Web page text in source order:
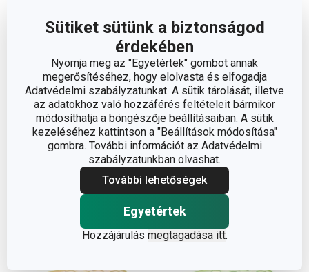
Sütiket sütünk a biztonságod
érdekében
Nyomja meg az "Egyetértek" gombot annak
megerősítéséhez, hogy elolvasta és elfogadja
Adatvédelmi szabályzatunkat. A sütik tárolását, illetve
az adatokhoz való hozzáférés feltételeit bármikor
módosíthatja a böngészője beállításaiban. A sütik
kezeléséhez kattintson a "Beállítások módosítása"
gombra. További információt az Adatvédelmi
szabályzatunkban olvashat.
További lehetőségek
Egyetértek
Hozzájárulás megtagadása itt.
PRESTO hűtőkockák,
24 db
2 790 Ft
Elérhető a webáruházban
12 márkaboltban elérhető
myDRINK jégkásakészítő
3 280 Ft
Elérhető a webáruházban
12 márkaboltban elérhető
Kosárba